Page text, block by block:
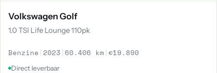
Volkswagen Golf
1.0 TSI Life Lounge 110pk
Benzine | 2023 | 60.406 km |€19.890
Direct leverbaar